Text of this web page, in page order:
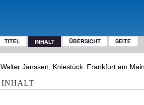
TITEL INHALT ÜBERSICHT SEITE
Walter Janssen, Kniestück. Frankfurt am
INHALT